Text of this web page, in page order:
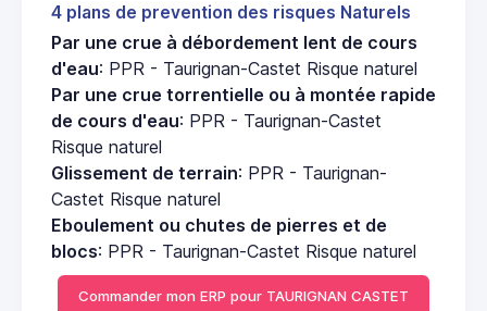
4 plans de prevention des risques Naturels
Par une crue à débordement lent de cours
d'eau: PPR - Taurignan-Castet Risque naturel
Par une crue torrentielle ou à montée rapide
de cours d'eau: PPR - Taurignan-Castet
Risque naturel
Glissement de terrain: PPR - Taurignan-
Castet Risque naturel
Eboulement ou chutes de pierres et de
blocs: PPR - Taurignan-Castet Risque naturel
Commander mon ERP pour TAURIGNAN CASTET